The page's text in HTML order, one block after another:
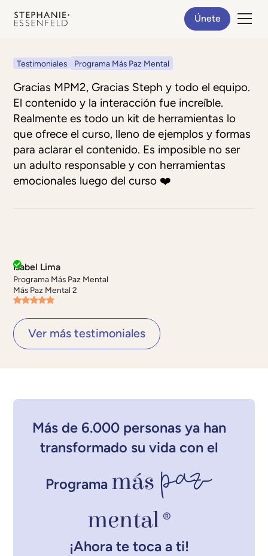
Únete
Testimoniales Programa Más Paz Mental
Gracias MPM2, Gracias Steph y todo el equipo.
El contenido y la interacción fue increíble.
Realmente es todo un kit de herramientas lo
que ofrece el curso, lleno de ejemplos y formas
para aclarar el contenido. Es imposible no ser
un adulto responsable y con herramientas
emocionales luego del curso ❤️
Isabel Lima
Programa Más Paz Mental
Más Paz Mental 2
Ver más testimoniales
Más de 6.000 personas ya han
transformado su vida con el
Programa más paz
mental ®
¡Ahora te toca a ti!